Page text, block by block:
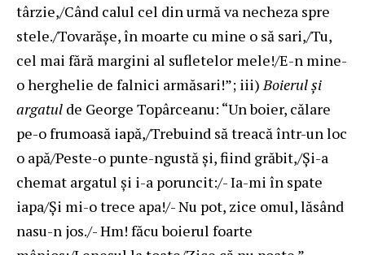
târzie,/Când calul cel din urmă va necheza spre
stele./Tovarăşe, în moarte cu mine o să sari,/Tu,
cel mai fără margini al sufletelor mele!/E-n mine-
o herghelie de falnici armăsari!”; iii) Boierul şi
argatul de George Topârceanu: “Un boier, călare
pe-o frumoasă iapă,/Trebuind să treacă într-un loc
o apă/Peste-o punte-ngustă şi, fiind grăbit,/Şi-a
chemat argatul şi i-a poruncit:/- Ia-mi în spate
iapa/Şi mi-o trece apa!/- Nu pot, zice omul, lăsând
nasu-n jos./- Hm! făcu boierul foarte